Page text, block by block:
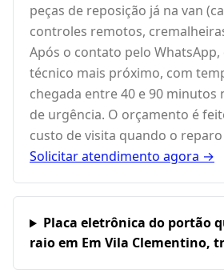
peças de reposição já na van
controles remotos,
Após o contato pelo
técnico mais próximo, com
chegada entre 40 e 90 minutos
de urgência. O orçamento é
custo de visita quando o
Solicitar atendimento agora →
Placa eletrônica do portão
raio em Em Vila Clementino,